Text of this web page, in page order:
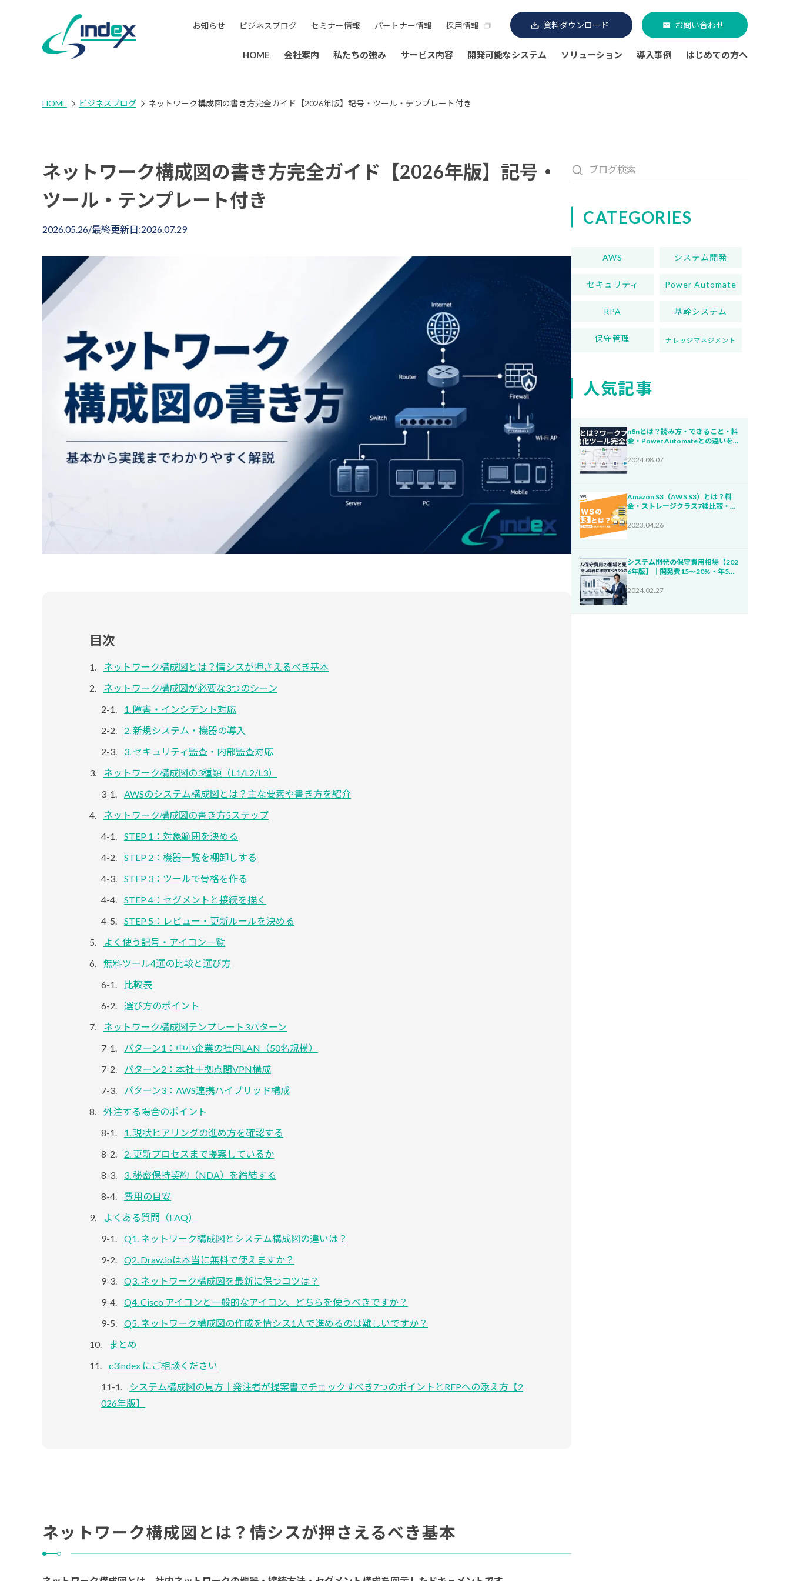
お知らせ ビジネスブログ セミナー情報 パートナー情報 採用情報 資料ダウンロード お問い合わせ
HOME 会社案内 私たちの強み サービス内容 開発可能なシステム ソリューション 導入事例 はじめての方へ
HOME ビジネスブログ ネットワーク構成図の書き方完全ガイド【2026年版】記号・ツール・テンプレート付き
ネットワーク構成図の書き方完全ガイド【2026年版】記号・
ツール・テンプレート付き
2026.05.26/最終更新日:2026.07.29
目次
ネットワーク構成図とは？情シスが押さえるべき基本
ネットワーク構成図が必要な3つのシーン
1. 障害・インシデント対応
2. 新規システム・機器の導入
3. セキュリティ監査・内部監査対応
ネットワーク構成図の3種類（L1/L2/L3）
AWSのシステム構成図とは？主な要素や書き方を紹介
ネットワーク構成図の書き方5ステップ
STEP 1：対象範囲を決める
STEP 2：機器一覧を棚卸しする
STEP 3：ツールで骨格を作る
STEP 4：セグメントと接続を描く
STEP 5：レビュー・更新ルールを決める
よく使う記号・アイコン一覧
無料ツール4選の比較と選び方
比較表
選び方のポイント
ネットワーク構成図テンプレート3パターン
パターン1：中小企業の社内LAN（50名規模）
パターン2：本社＋拠点間VPN構成
パターン3：AWS連携ハイブリッド構成
外注する場合のポイント
1. 現状ヒアリングの進め方を確認する
2. 更新プロセスまで提案しているか
3. 秘密保持契約（NDA）を締結する
費用の目安
よくある質問（FAQ）
Q1. ネットワーク構成図とシステム構成図の違いは？
Q2. Draw.ioは本当に無料で使えますか？
Q3. ネットワーク構成図を最新に保つコツは？
Q4. Cisco アイコンと一般的なアイコン、どちらを使うべきですか？
Q5. ネットワーク構成図の作成を情シス1人で進めるのは難しいですか？
まとめ
c3index にご相談ください
システム構成図の見方｜発注者が提案書でチェックすべき7つのポイントとRFPへの添え方【2
026年版】
ネットワーク構成図とは？情シスが押さえるべき基本
CATEGORIES
AWS システム開発
セキュリティ Power Automate
RPA 基幹システム
保守管理 ナレッジマネジメント
人気記事
n8nとは？読み方・できること・料
金・Power Automateとの違いを
2024.08.07
Amazon S3（AWS S3）とは？料
金・ストレージクラス7種比較・コ
2023.04.26
システム開発の保守費用相場【202
6年版】｜開発費15〜20%・年5
性チェック
2024.02.27